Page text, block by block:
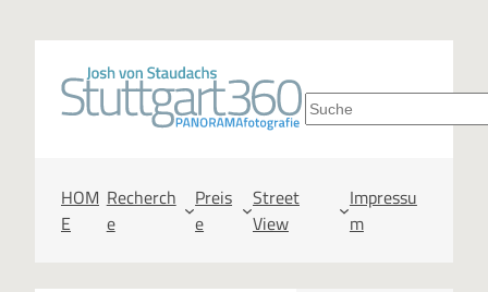
S
HOM
E
Recherch
e
Preis
e
Street
View
Impressu
m